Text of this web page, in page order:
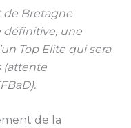
de Bretagne
définitive, une
Top Elite qui sera
(attente
de la